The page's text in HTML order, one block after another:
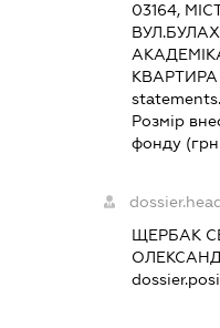
03164,
КВАРТИРА
Розмір
фонду
ЩЕРБАК